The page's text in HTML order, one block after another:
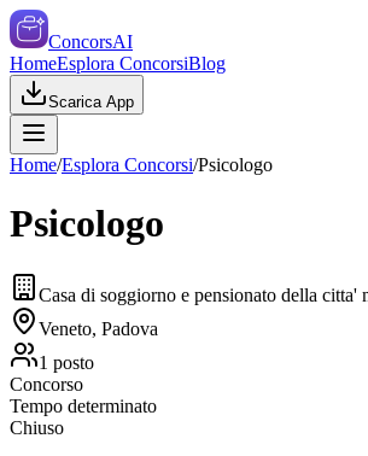
ConcorsAI
HomeEsplora ConcorsiBlog
Scarica App
Home/Esplora Concorsi/Psicologo
Psicologo
Casa di soggiorno e pensionato della citta'
Veneto, Padova
1 posto
Concorso
Tempo determinato
Chiuso